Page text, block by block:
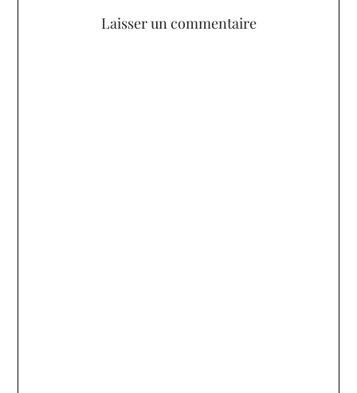
Laisser un commentaire